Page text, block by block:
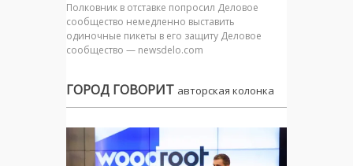
Полковник в отставке попросил Деловое
сообщество немедленно выставить
одиночные пикеты в его защиту Деловое
сообщество — newsdelo.com
ГОРОД ГОВОРИТ авторская колонка